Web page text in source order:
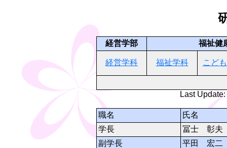
経営学部 福祉健
経営学科 福祉学科 こど
Last
職名
氏名
学長
冨士 彰夫
副学長
平田 宏二